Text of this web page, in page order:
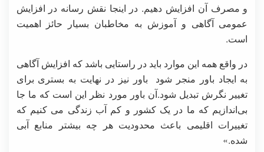
و مصرف آن افزایش دهیم. در اینجا نقش رسانه در افزایش
عمومی آگاهی و آموزش به مخاطبان بسیار حائز اهمیت
است.
در واقع همه این موارد باید در راستایی باشد که افزایش آگاهی
به ایجاد باور منجر شود باور نیز در نهایت به بستری برای
تغییر نگرش تبدیل شود.آن باور مورد نظر این است که ما جا
بی‌اندازیم که ما در یک کشور و کم آب زندگی می کنیم که
تغییرات اقلیمی باعث محدودیت هر چه بیشتر منابع آبی
شده.»